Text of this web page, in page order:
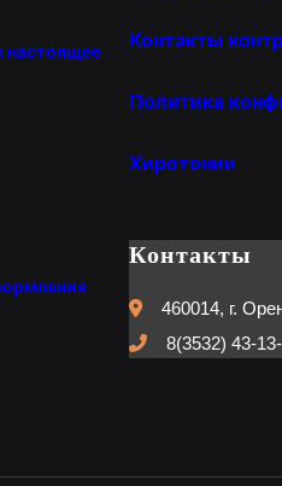
настоящее Контакты
Политика
Хиротонии
Контакты
460014, г.
8(3532) 43-